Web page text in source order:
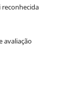
reconhecida
avaliação